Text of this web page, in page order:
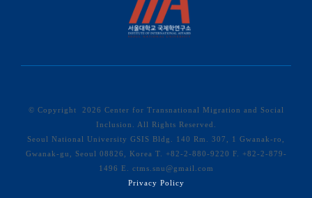
© Copyright 2026 Center for Transnational Migration and Social
Inclusion. All Rights Reserved.
Seoul National University GSIS Bldg. 140 Rm. 307, 1 Gwanak-ro,
Gwanak-gu, Seoul 08826, Korea T. +82-2-880-9220 F. +82-2-879-
1496 E. ctms.snu@gmail.com
Privacy Policy